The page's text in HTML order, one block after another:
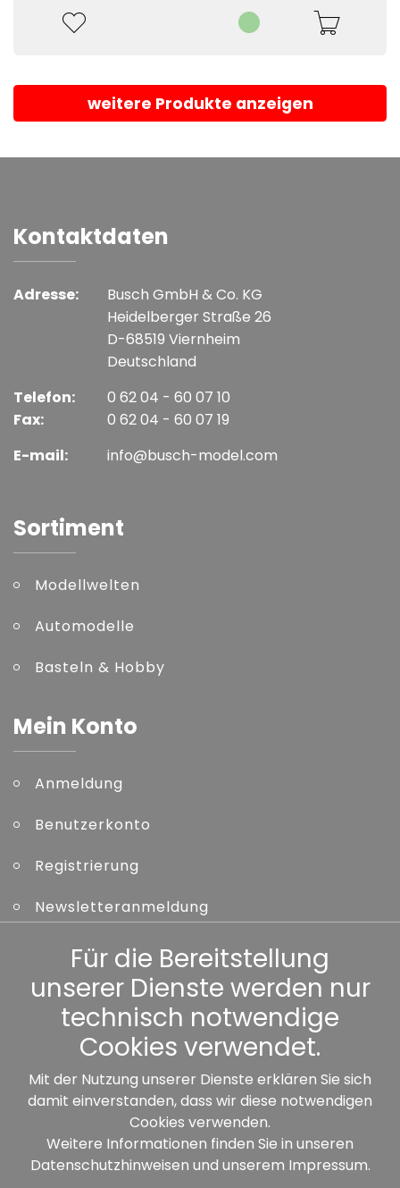
weitere Produkte anzeigen
Kontaktdaten
Adresse:
Busch GmbH & Co. KG
Heidelberger Straße 26
D-68519 Viernheim
Deutschland
Telefon:
Fax:
0 62 04 - 60 07 10
0 62 04 - 60 07 19
E-mail:
info@busch-model.com
Sortiment
Modellwelten
Automodelle
Basteln & Hobby
Mein Konto
Anmeldung
Benutzerkonto
Registrierung
Newsletteranmeldung
Kennwort vergessen
Sonstiges
Unsere Partner:
Für die Bereitstellung
unserer Dienste werden nur
technisch notwendige
Cookies verwendet.
Mit der Nutzung unserer Dienste erklären Sie sich
damit einverstanden, dass wir diese notwendigen
Cookies verwenden.
Weitere Informationen finden Sie in unseren
Datenschutzhinweisen und unserem Impressum.